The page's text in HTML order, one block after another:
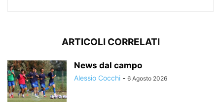
ARTICOLI CORRELATI
News dal campo
Alessio Cocchi - 6 Agosto 2026